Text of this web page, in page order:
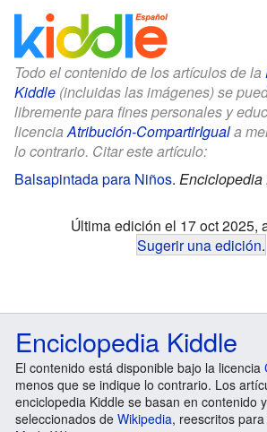
Todo el contenido de los artículos de la
Kiddle (incluidas las imágenes) se
libremente para fines personales y
licencia Atribución-CompartirIguala
lo contrario. Citar este artículo:
Balsapintada para Niños. Enciclopedia
Última edición el 17 oct 2025,
Sugerir una edición.
Enciclopedia Kiddle
El contenido está disponible bajo la licencia
menos que se indique lo contrario. Los
enciclopedia Kiddle se basan en contenido
seleccionados de Wikipedia, reescritos